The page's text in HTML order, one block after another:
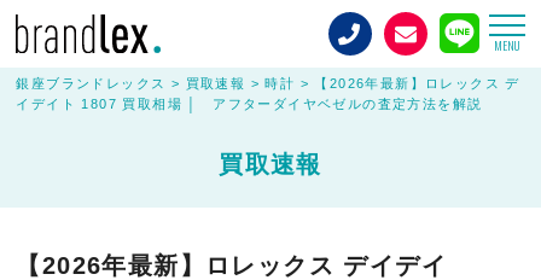
MENU
銀座ブランドレックス > 買取速報 >時計 >
【2026年最新】ロレックス デ
イデイト 1807 買取相場 │ アフターダイヤベゼルの査定方法を解説
買取速報
【2026年最新】ロレックス デイデイ